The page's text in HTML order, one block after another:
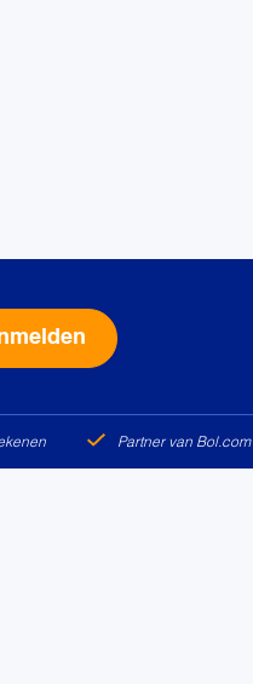
Partner van Bol.com